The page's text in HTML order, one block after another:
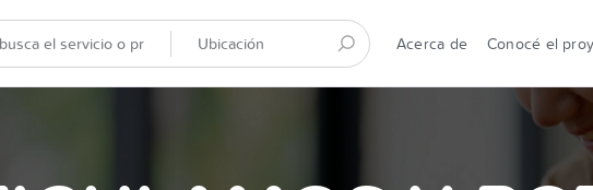
Acerca de Conocé el